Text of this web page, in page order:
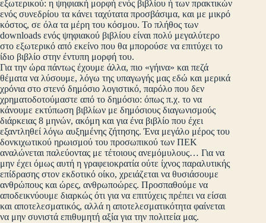
εξωτερικού: η ψηφιακή μορφή ενός βιβλίου ή των πρακτικών
ενός συνεδρίου τα κάνει ταχύτατα προσβάσιμα, και με μικρό
κόστος, σε όλα τα μέρη του κόσμου. Το πλήθος των
downloads ενός ψηφιακού βιβλίου είναι πολύ μεγαλύτερο
στο εξωτερικό από εκείνο που θα μπορούσε να επιτύχει το
ίδιο βιβλίο στην έντυπη μορφή του.
Για την ώρα πάντως έχουμε άλλα, πιο «γήινα» και πεζά
θέματα να λύσουμε, λόγω της υπαγωγής μας εδώ και μερικά
χρόνια στο στενό δημόσιο λογιστικό, παρόλο που δεν
χρηματοδοτούμαστε από το δημόσιο: όπως π.χ. το να
κάνουμε εκτύπωση βιβλίων με δημόσιους διαγωνισμούς
διάρκειας 8 μηνών, ακόμη και για ένα βιβλίο που έχει
εξαντληθεί λόγω αυξημένης ζήτησης. Ένα μεγάλο μέρος του
δονκιχωτικού ηρωισμού του προσωπικού των ΠΕΚ
αναλώνεται παλεύοντας με τέτοιους ανεμόμυλους… Για να
μην έχει όμως αυτή η γραφειοκρατία ούτε ίχνος παραλυτικής
επίδρασης στον εκδοτικό οίκο, χρειάζεται να θυσιάσουμε
ανθρώπους και ώρες, ανθρωποώρες. Προσπαθούμε να
αποδεικνύουμε διαρκώς ότι για να επιτύχεις πρέπει να είσαι
και αποτελεσματικός, αλλά η αποτελεσματικότητα φαίνεται
να μην συνιστά επιθυμητή αξία για την πολιτεία μας.